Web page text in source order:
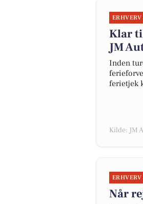
ERHVERV
Klar
JM
Inden
ferietjek
Kilde: JM
ERHVERV
Når